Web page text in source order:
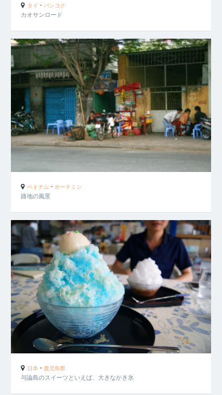
タイ - バンコク
カオサンロード
ベトナム - ホーチミン
路地の風景
日本 - 鹿児島県
与論島のスイーツといえば、大きなかき氷